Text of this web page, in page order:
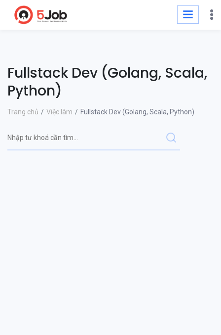
Fullstack Dev (Golang, Scala,
Python)
Trang chủ Việc làm Fullstack Dev (Golang, Scala, Python)